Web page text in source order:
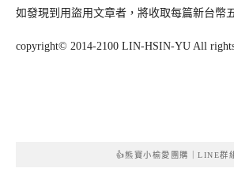
如發現到用盜用文章者，將收取每篇新台幣
copyright© 2014-2100 LIN-HSIN-YU All rights
👍熊寶小榆愛團購｜LINE群